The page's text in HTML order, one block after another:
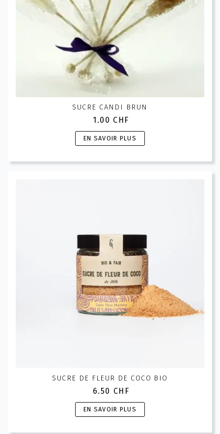
du
produit
SUCRE CANDI BRUN
1.00 CHF
EN SAVOIR PLUS
Ce
produit
choisies
la
page
du
produit
SUCRE DE FLEUR DE COCO BIO
6.50 CHF
EN SAVOIR PLUS
Ce
produit